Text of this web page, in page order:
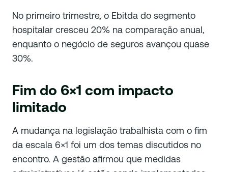
No primeiro trimestre, o Ebitda do segmento
hospitalar cresceu 20% na comparação anual,
enquanto o negócio de seguros avançou quase
30%.
Fim do 6×1 com impacto
limitado
A mudança na legislação trabalhista com o fim
da escala 6×1 foi um dos temas discutidos no
encontro. A gestão afirmou que medidas